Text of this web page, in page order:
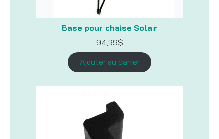
Base pour chaise Solair
94,99$
Ajouter au panier